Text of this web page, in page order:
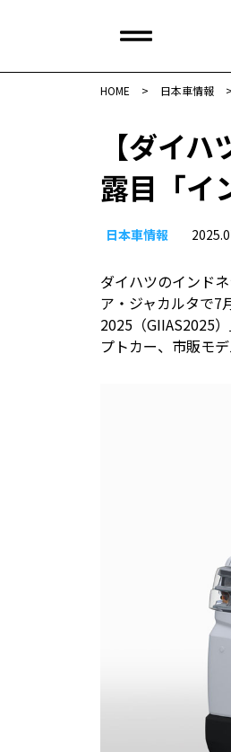
HOME > 日本車情報​ >
【ダイ
露目「イ
日本車情報​
ダイハツのインド
ア・ジャカルタで7
2025（GIIAS2025
プトカー、市販モ